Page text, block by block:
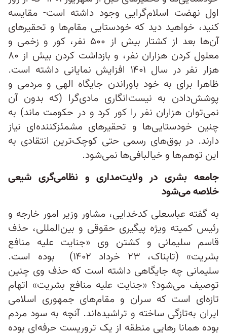
اول نهضت اسلام‌گرایی وجود داشته است- مقایسه
کنید، خواهید دید که خودستایی مقام‌ها و تحقیرهای
آن‌ها بعد از کشتار بیش از ۵۰۰ نفر، کور و زخمی و
معلول کردن هزاران نفر، و بازداشت کردن بیش از ۸۰
هزار نفر در سال ۱۴۰۱ افزایش نمایانی داشته است.
ظاهرا برای به خود باوراندن جایگاه الهی و مردمی و
پوشش‌دادن به نیست‌انگاری مادی‌گرا (که بدون آن
نمی‌توان هزاران نفر را کور کرد و در حکومت ماند) به
چنین خودستایی‌ها و تحقیرهای مشمئزکننده‌ای نیاز
دارند. در بوق‌های رسمی حتی کوچک‌ترین انتقادی به
این توهم‌ها و خیالبافی‌ها نمی‌شود.
جامعه بشری در ولایت‌مداری و نظامی‌گری شیعی
خلاصه می‌شود
به گفته عباسعلی کدخدایی، مشاور وزیر امور خارجه و
رئیس کمیته ویژه پیگیری حقوقی و بین‌المللی، حذف
قاسم سلیمانی و کشتن وی «جنایت علیه منافع
بشریت» (تابناک، ۲۳ خرداد ۱۴۰۲) بوده است.
سلیمانی چه جایگاهی داشته است که حذف وی چنین
توصیف می‌شود؟ «جنایت علیه منافع بشریت» اتهام
تازه‌ای است که سران و مقام‌های جمهوری اسلامی
ایران به‌تازگی ساخته و تراشیده‌اند. آنچه به سود مردم
بوده همانا رهایی منطقه از یک تروریست حرفه‌ای بوده